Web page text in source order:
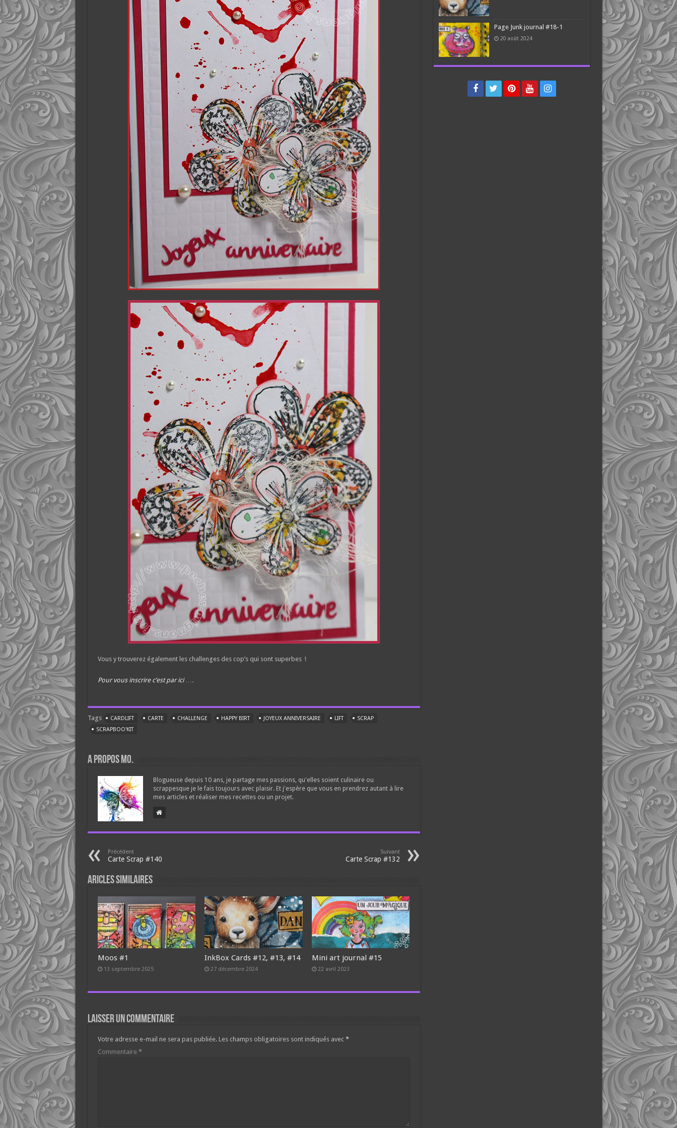
Vous y trouverez également les challenges des cop’s qui sont superbes !
Pour vous inscrire c’est par ici….
Tags CARDLIFT CARTE CHALLENGE HAPPY BIRT JOYEUX ANNIVERSAIRE LIFT
SCRAP
SCRAPBOO'KIT
A propos Mo.
Blogueuse depuis 10 ans, je partage mes passions, qu'elles soient culinaire ou
scrappesque je le fais toujours avec plaisir. Et j'espère que vous en prendrez autant à lire
mes articles et réaliser mes recettes ou un projet.
Précédent
Carte Scrap #140
Suivant
Carte Scrap #132
Aricles similaires
Moos #1
13 septembre 2025
InkBox Cards #12, #13, #14
27 décembre 2024
Mini art journal #15
22 avril 2023
Laisser un commentaire
Votre adresse e-mail ne sera pas publiée. Les champs obligatoires sont indiqués avec *
Commentaire *
Page Junk journal #18-1
20 août 2024